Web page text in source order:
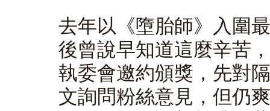
去年以《墮胎師》入圍
後曾說早知道這麼辛苦
執委會邀約頒獎，先對
文詢問粉絲意見，但仍